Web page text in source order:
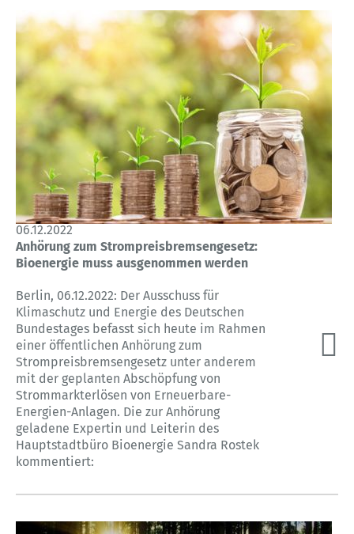
06.12.2022
Anhörung zum Strompreisbremsengesetz:
Bioenergie muss ausgenommen werden
Berlin, 06.12.2022: Der Ausschuss für
Klimaschutz und Energie des Deutschen
Bundestages befasst sich heute im Rahmen
einer öffentlichen Anhörung zum
Strompreisbremsengesetz unter anderem
mit der geplanten Abschöpfung von
Strommarkterlösen von Erneuerbare-
Energien-Anlagen. Die zur Anhörung
geladene Expertin und Leiterin des
Hauptstadtbüro Bioenergie Sandra Rostek
kommentiert: